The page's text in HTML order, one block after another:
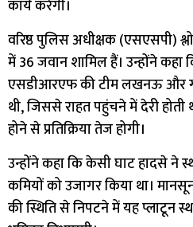
कार्य करेगी।
वरिष्ठ पुलिस अधीक्षक (एसएसपी)
में 36 जवान शामिल हैं। उन्होंने
एसडीआरएफ की टीम लखनऊ और
थी, जिससे राहत पहुंचने में देरी
होने से प्रतिक्रिया तेज होगी।
उन्होंने कहा कि केसी घाट हादसे ने
कमियों को उजागर किया था।
की स्थिति से निपटने में यह प्लाटून